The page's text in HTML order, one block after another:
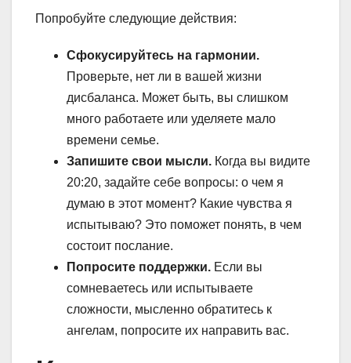
Попробуйте следующие действия:
Сфокусируйтесь на гармонии.
Проверьте, нет ли в вашей жизни
дисбаланса. Может быть, вы слишком
много работаете или уделяете мало
времени семье.
Запишите свои мысли. Когда вы видите
20:20, задайте себе вопросы: о чем я
думаю в этот момент? Какие чувства я
испытываю? Это поможет понять, в чем
состоит послание.
Попросите поддержки. Если вы
сомневаетесь или испытываете
сложности, мысленно обратитесь к
ангелам, попросите их направить вас.